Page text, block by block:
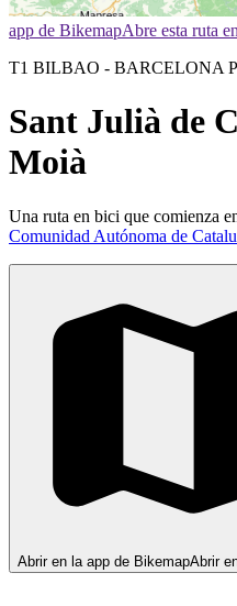
app de BikemapAbre esta ruta
T1 BILBAO - BARCELONA
Sant Julià de
Moià
Una ruta en bici que comienza
Comunidad Autónoma de
Abrir en la app de BikemapAbrir